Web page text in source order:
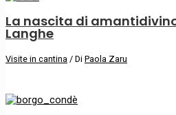
La nascita di
Langhe
Visite in cantina / Di Paola Zaru